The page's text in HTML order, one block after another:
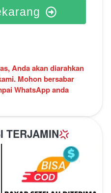
Anda akan diarahkan
Mohon bersabar
WhatsApp anda
TERJAMIN